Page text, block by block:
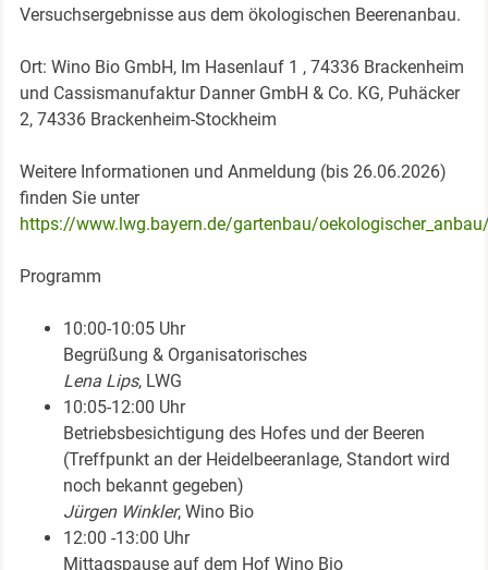
Versuchsergebnisse aus dem ökologischen Beerenanbau.
Ort: Wino Bio GmbH, Im Hasenlauf 1 , 74336 Brackenheim
und Cassismanufaktur Danner GmbH & Co. KG, Puhäcker
2, 74336 Brackenheim-Stockheim
Weitere Informationen und Anmeldung (bis 26.06.2026)
finden Sie unter
https://www.lwg.bayern.de/gartenbau/
Programm
10:00-10:05 Uhr
Begrüßung & Organisatorisches
Lena Lips, LWG
10:05-12:00 Uhr
Betriebsbesichtigung des Hofes und der Beeren
(Treffpunkt an der Heidelbeeranlage, Standort wird
noch bekannt gegeben)
Jürgen Winkler, Wino Bio
12:00 -13:00 Uhr
Mittagspause auf dem Hof Wino Bio